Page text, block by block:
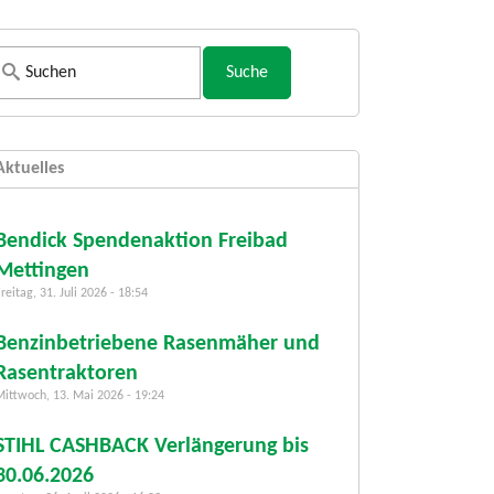
Spendenaktion Freibad
31. Juli 2026 - 18:54
Rasenmäher und
13. Mai 2026 - 19:24
CASHBACK Verlängerung bis